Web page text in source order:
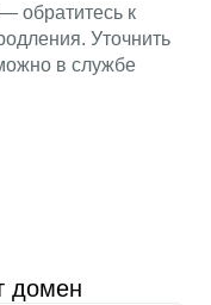
обратитесь к
Уточнить
в службе
домен